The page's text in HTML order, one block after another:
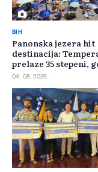
BIH
Panonska jezera hit
destinacija:
prelaze 35 stepeni,
pristižu iz cijele
04. 08. 2026.